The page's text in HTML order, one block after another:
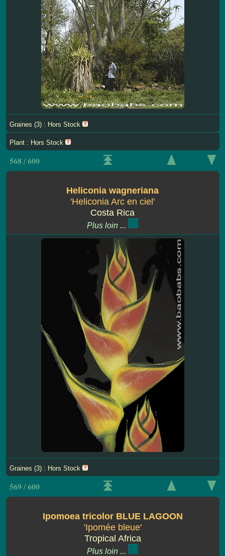
Graines (3) : Hors Stock
Plant : Hors Stock
568 / 600
Heliconia wagneriana
'Heliconia Arc en ciel'
Costa Rica
Plus loin ...
Graines (3) : Hors Stock
569 / 600
Ipomoea tricolor BLUE LAGOON
'Ipomée bleue'
Tropical Africa
Plus loin ...